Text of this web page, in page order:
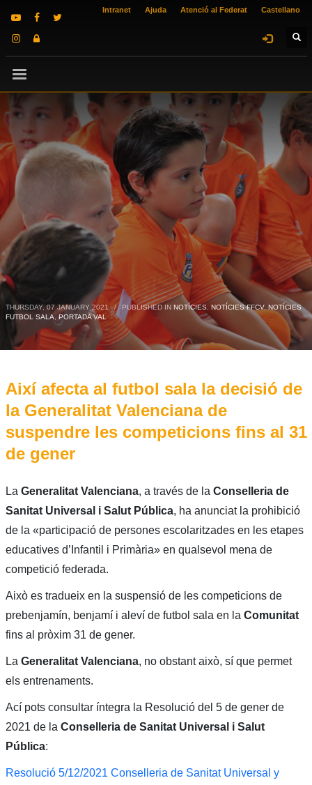
Intranet Ajuda Atenció al Federat Castellano
THURSDAY, 07 JANUARY 2021 / PUBLISHED IN NOTÍCIES NOTÍCIES FFCV, NOTÍCIES
FUTBOL SALA
PORTADA VAL
Així afecta al futbol sala la decisió de
la Generalitat Valenciana de
suspendre les competicions fins al 31
de gener
La Generalitat Valenciana, a través de la Conselleria de
Sanitat Universal i Salut Pública, ha anunciat la prohibició
de la «participació de persones escolaritzades en les etapes
educatives d’Infantil i Primària» en qualsevol mena de
competició federada.
Això es tradueix en la suspensió de les competicions de
prebenjamín, benjamí i aleví de futbol sala en la Comunitat
fins al pròxim 31 de gener.
La Generalitat Valenciana, no obstant això, sí que permet
els entrenaments.
Ací pots consultar íntegra la Resolució del 5 de gener de
2021 de la Conselleria de Sanitat Universal i Salut
Pública:
Resolució 5/12/2021 Conselleria de Sanitat Universal y